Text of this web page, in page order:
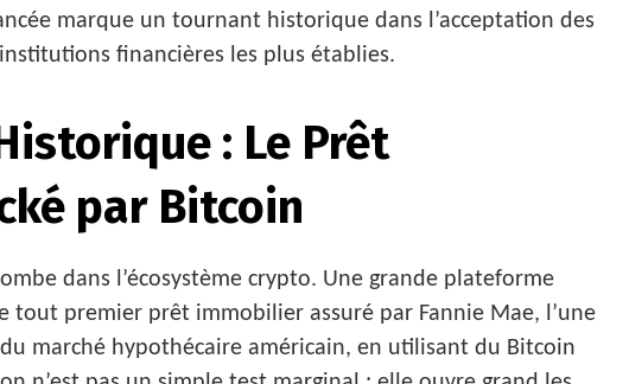
marque un tournant historique dans l’acceptation des
financières les plus établies.
: Le Prêt
par Bitcoin
dans l’écosystème crypto. Une grande plateforme
tout premier prêt immobilier assuré par Fannie Mae, l’une
marché hypothécaire américain, en utilisant du Bitcoin